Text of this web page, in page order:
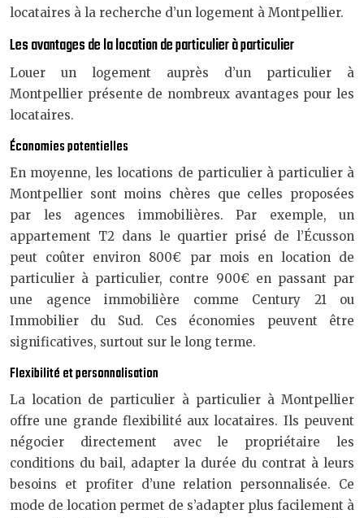
locataires à la recherche d’un logement à Montpellier.
Les avantages de la location de particulier à particulier
Louer un logement auprès d’un particulier à
Montpellier présente de nombreux avantages pour les
locataires.
Économies potentielles
En moyenne, les locations de particulier à particulier à
Montpellier sont moins chères que celles proposées
par les agences immobilières. Par exemple, un
appartement T2 dans le quartier prisé de l’Écusson
peut coûter environ 800€ par mois en location de
particulier à particulier, contre 900€ en passant par
une agence immobilière comme Century 21 ou
Immobilier du Sud. Ces économies peuvent être
significatives, surtout sur le long terme.
Flexibilité et personnalisation
La location de particulier à particulier à Montpellier
offre une grande flexibilité aux locataires. Ils peuvent
négocier directement avec le propriétaire les
conditions du bail, adapter la durée du contrat à leurs
besoins et profiter d’une relation personnalisée. Ce
mode de location permet de s’adapter plus facilement à